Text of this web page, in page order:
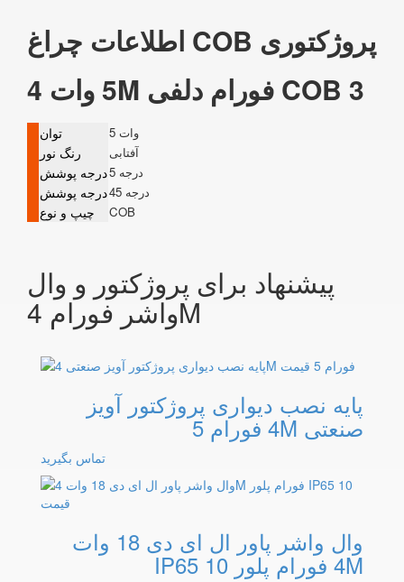
اطلاعات چراغ COB پروژکتوری
5 وات 4M فورام دلفی COB 3
توان 5 وات
رنگ نور آفتابی
درجه پوشش 5 درجه
درجه پوشش 45 درجه
چیپ و نوع COB
پیشنهاد برای پروژکتور و وال
واشر فورام 4M
پایه نصب دیواری پروژکتور آویز
صنعتی 4M فورام 5
تماس بگیرید
وال واشر پاور ال ای دی 18 وات
4M فورام پلور IP65 10